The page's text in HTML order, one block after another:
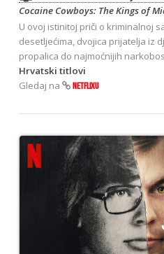
Cocaine Cowboys: The Kings of
U ovoj istinitoj priči o kriminalnoj
desetljećima, dvojica prijatelja iz
propalica do najmoćnijih
Hrvatski titlovi
Gledaj na
NETFLIXU